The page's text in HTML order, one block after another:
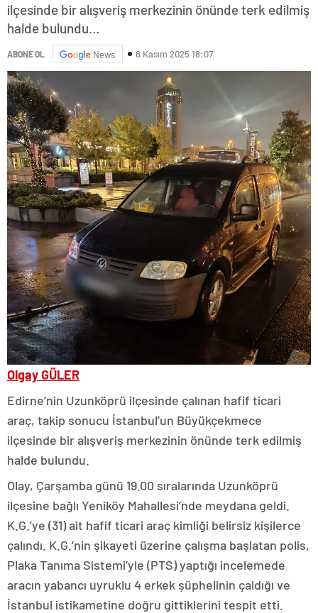
ilçesinde bir alışveriş merkezinin önünde terk edilmiş
halde bulundu…
ABONE OL News 6 Kasım 2025 18:07
Olgay GÜLER
Edirne’nin Uzunköprü ilçesinde çalınan hafif ticari
araç, takip sonucu İstanbul’un Büyükçekmece
ilçesinde bir alışveriş merkezinin önünde terk edilmiş
halde bulundu.
Olay, Çarşamba günü 19.00 sıralarında Uzunköprü
ilçesine bağlı Yeniköy Mahallesi’nde meydana geldi.
K.G.’ye (31) ait hafif ticari araç kimliği belirsiz kişilerce
çalındı. K.G.’nin şikayeti üzerine çalışma başlatan polis,
Plaka Tanıma Sistemi’yle (PTS) yaptığı incelemede
aracın yabancı uyruklu 4 erkek şüphelinin çaldığı ve
İstanbul istikametine doğru gittiklerini tespit etti.